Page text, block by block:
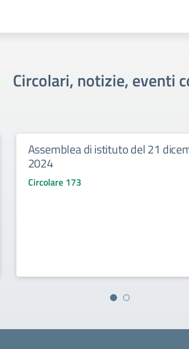
Circolari, notizie, eventi
Assemblea di istituto del 21
2024
Circolare 173